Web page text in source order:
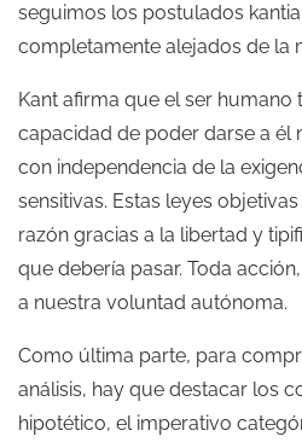
seguimos los postulados
completamente alejados de la
Kant afirma que el ser humano
capacidad de poder darse a él
con independencia de la
sensitivas. Estas leyes
razón gracias a la libertad y
que debería pasar. Toda
a nuestra voluntad autónoma.
Como última parte, para
análisis, hay que destacar los
hipotético, el imperativo